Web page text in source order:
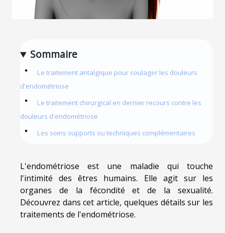
Sommaire
Le traitement antalgique pour soulager les douleurs
d'endométriose
Le traitement chirurgical en dernier recours contre les
douleurs d'endométriose
Les soins supports ou techniques complémentaires
L'endométriose est une maladie qui touche
l'intimité des êtres humains. Elle agit sur les
organes de la fécondité et de la sexualité.
Découvrez dans cet article, quelques détails sur les
traitements de l'endométriose.